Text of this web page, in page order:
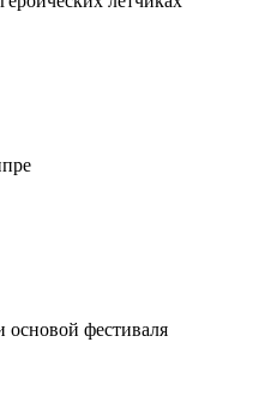
основой фестиваля